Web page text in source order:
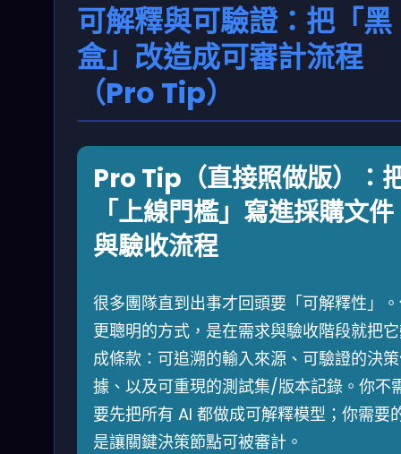
可解釋與可驗證：把「黑
盒」改造成可審計流程
（Pro Tip）
Pro Tip（直接照做版）：
「上線門檻」寫進採購文件
與驗收流程
很多團隊直到出事才回頭要「可解釋性」
更聰明的方式，是在需求與驗收階段就把
成條款：可追溯的輸入來源、可驗證的決
據、以及可重現的測試集/版本記錄。你不
要先把所有 AI 都做成可解釋模型；你需要
是讓關鍵決策節點可被審計。